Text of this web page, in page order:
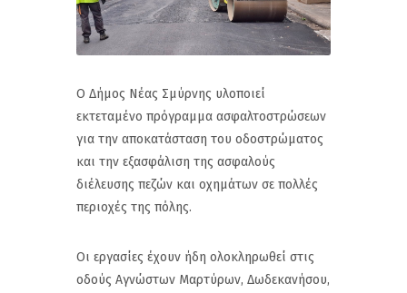
Ο Δήμος Νέας Σμύρνης υλοποιεί
εκτεταμένο πρόγραμμα ασφαλτοστρώσεων
για την αποκατάσταση του οδοστρώματος
και την εξασφάλιση της ασφαλούς
διέλευσης πεζών και οχημάτων σε πολλές
περιοχές της πόλης.
Οι εργασίες έχουν ήδη ολοκληρωθεί στις
οδούς Αγνώστων Μαρτύρων, Δωδεκανήσου,